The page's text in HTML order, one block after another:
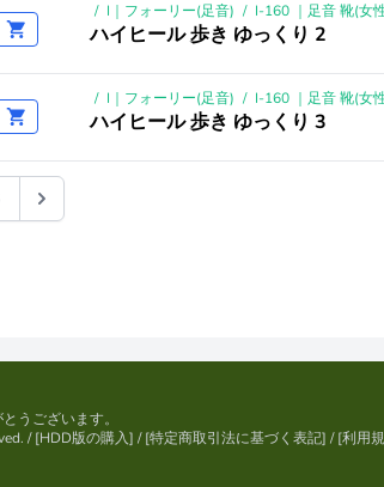
/ I｜フォーリー(足音) / I-160 ｜足音 靴(女
ハイヒール 歩き ゆっくり 2
/ I｜フォーリー(足音) / I-160 ｜足音 靴(女
ハイヒール 歩き ゆっくり 3
うございます。
/ [HDD版の購入] / [特定商取引法に基づく表記] / [利用